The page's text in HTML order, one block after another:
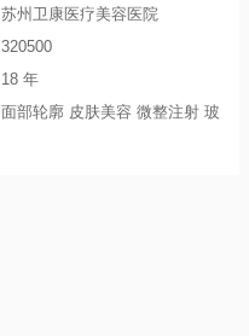
苏州卫康医疗美容医院
320500
18 年
面部轮廓 皮肤美容 微整注射 玻